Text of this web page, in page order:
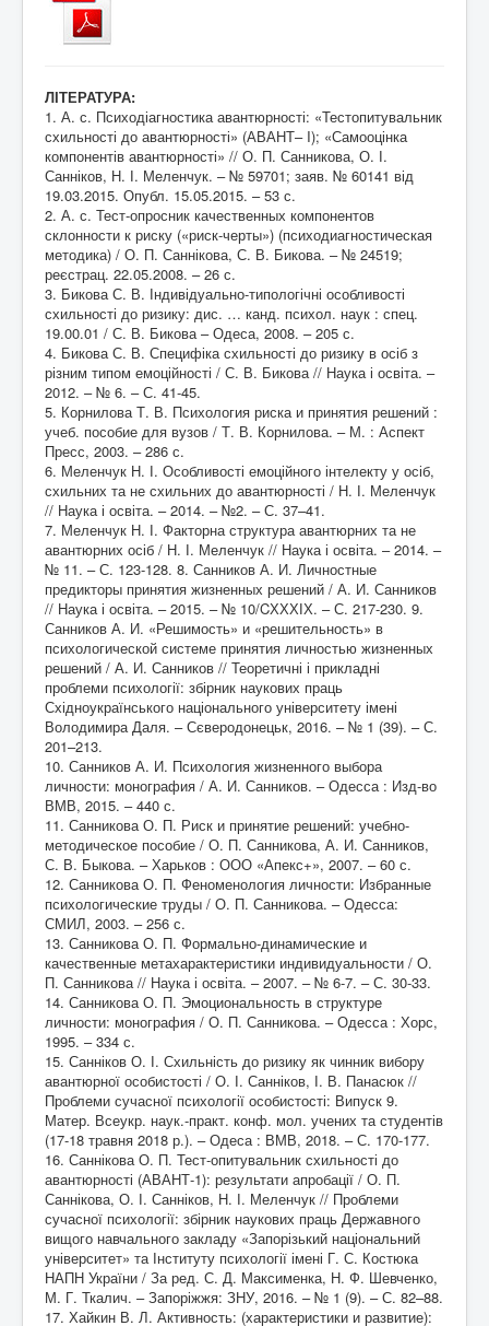
ЛІТЕРАТУРА:
1. А. с. Психодіагностика авантюрності: «Тестопитувальник
схильності до авантюрності» (АВАНТ– I); «Самооцінка
компонентів авантюрності» // О. П. Санникова, О. І.
Санніков, Н. І. Меленчук. – № 59701; заяв. № 60141 від
19.03.2015. Опубл. 15.05.2015. – 53 с.
2. А. с. Тест-опросник качественных компонентов
склонности к риску («риск-черты») (психодиагностическая
методика) / О. П. Саннікова, С. В. Бикова. – № 24519;
реєстрац. 22.05.2008. – 26 с.
3. Бикова С. В. Індивідуально-типологічні особливості
схильності до ризику: дис. … канд. психол. наук : спец.
19.00.01 / С. В. Бикова – Одеса, 2008. – 205 с.
4. Бикова С. В. Специфіка схильності до ризику в осіб з
різним типом емоційності / С. В. Бикова // Наука і освіта. –
2012. – № 6. – С. 41-45.
5. Корнилова Т. В. Психология риска и принятия решений :
учеб. пособие для вузов / Т. В. Корнилова. – М. : Аспект
Пресс, 2003. – 286 с.
6. Меленчук Н. І. Особливості емоційного інтелекту у осіб,
схильних та не схильних до авантюрності / Н. І. Меленчук
// Наука і освіта. – 2014. – №2. – С. 37–41.
7. Меленчук Н. І. Факторна структура авантюрних та не
авантюрних осіб / Н. І. Меленчук // Наука і освіта. – 2014. –
№ 11. – С. 123-128. 8. Санников А. И. Личностные
предикторы принятия жизненных решений / А. И. Санников
// Наука і освіта. – 2015. – № 10/CХХХІХ. – С. 217-230. 9.
Санников А. И. «Решимость» и «решительность» в
психологической системе принятия личностью жизненных
решений / А. И. Санников // Теоретичні і прикладні
проблеми психології: збірник наукових праць
Східноукраїнського національного університету імені
Володимира Даля. – Сєверодонецьк, 2016. – № 1 (39). – С.
201–213.
10. Санников А. И. Психология жизненного выбора
личности: монография / А. И. Санников. – Одесса : Изд-во
ВМВ, 2015. – 440 с.
11. Санникова О. П. Риск и принятие решений: учебно-
методическое пособие / О. П. Санникова, А. И. Санников,
С. В. Быкова. – Харьков : ООО «Апекс+», 2007. – 60 с.
12. Санникова О. П. Феноменология личности: Избранные
психологические труды / О. П. Санникова. – Одесса:
СМИЛ, 2003. – 256 с.
13. Санникова О. П. Формально-динамические и
качественные метахарактеристики индивидуальности / О.
П. Санникова // Наука і освіта. – 2007. – № 6-7. – С. 30-33.
14. Санникова О. П. Эмоциональность в структуре
личности: монография / О. П. Санникова. – Одесса : Хорс,
1995. – 334 с.
15. Санніков О. І. Схильність до ризику як чинник вибору
авантюрної особистості / О. І. Санніков, І. В. Панасюк //
Проблеми сучасної психології особистості: Випуск 9.
Матер. Всеукр. наук.-практ. конф. мол. учених та студентів
(17-18 травня 2018 р.). – Одеса : ВМВ, 2018. – С. 170-177.
16. Саннікова О. П. Тест-опитувальник схильності до
авантюрності (АВАНТ-1): результати апробації / О. П.
Саннікова, О. І. Санніков, Н. І. Меленчук // Проблеми
сучасної психології: збірник наукових праць Державного
вищого навчального закладу «Запорізький національний
університет» та Інституту психології імені Г. С. Костюка
НАПН України / За ред. С. Д. Максименка, Н. Ф. Шевченко,
М. Г. Ткалич. – Запоріжжя: ЗНУ, 2016. – № 1 (9). – С. 82–88.
17. Хайкин В. Л. Активность: (характеристики и развитие):